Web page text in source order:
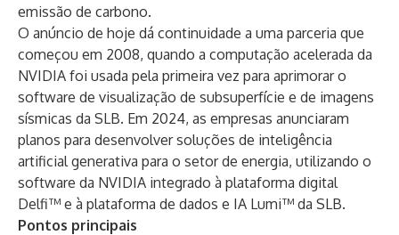
emissão de carbono.
O anúncio de hoje dá continuidade a uma parceria que
começou em 2008, quando a computação acelerada da
NVIDIA foi usada pela primeira vez para aprimorar o
software de visualização de subsuperfície e de imagens
sísmicas da SLB. Em 2024, as empresas anunciaram
planos para desenvolver soluções de inteligência
artificial generativa para o setor de energia, utilizando o
software da NVIDIA integrado à plataforma digital
Delfi™ e à plataforma de dados e IA Lumi™ da SLB.
Pontos principais